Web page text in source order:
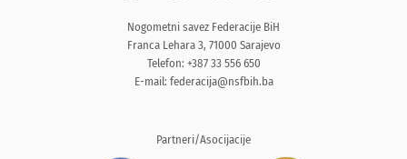
Nogometni savez Federacije BiH
Franca Lehara 3, 71000 Sarajevo
Telefon: +387 33 556 650
E-mail: federacija@nsfbih.ba
Partneri/Asocijacije